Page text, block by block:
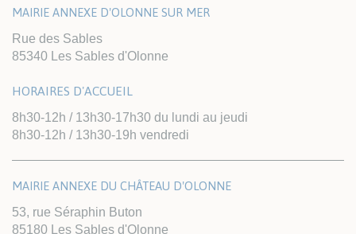
MAIRIE ANNEXE D'OLONNE SUR MER
Rue des Sables
85340 Les Sables d'Olonne
HORAIRES D'ACCUEIL
8h30-12h / 13h30-17h30 du lundi au jeudi
8h30-12h / 13h30-19h vendredi
MAIRIE ANNEXE DU CHÂTEAU D'OLONNE
53, rue Séraphin Buton
85180 Les Sables d'Olonne